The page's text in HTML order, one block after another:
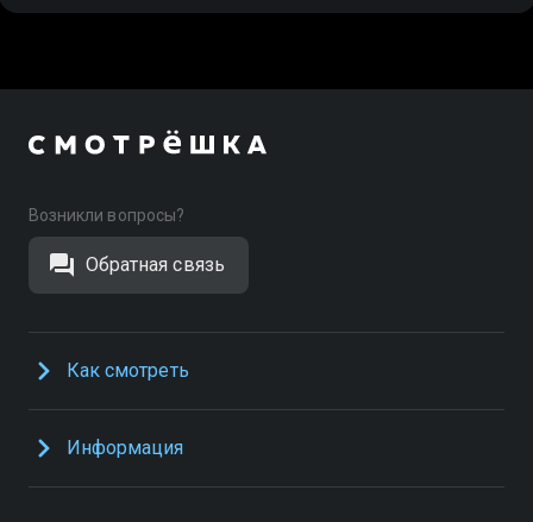
Возникли вопросы?
Обратная связь
Как смотреть
Информация